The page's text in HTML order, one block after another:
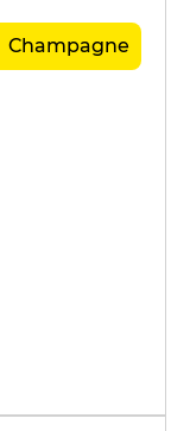
Champagne